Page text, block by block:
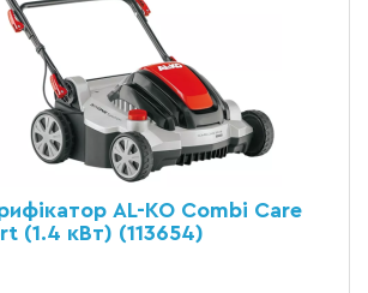
AL-KO Combi Care
(1.4 кВт) (113654)